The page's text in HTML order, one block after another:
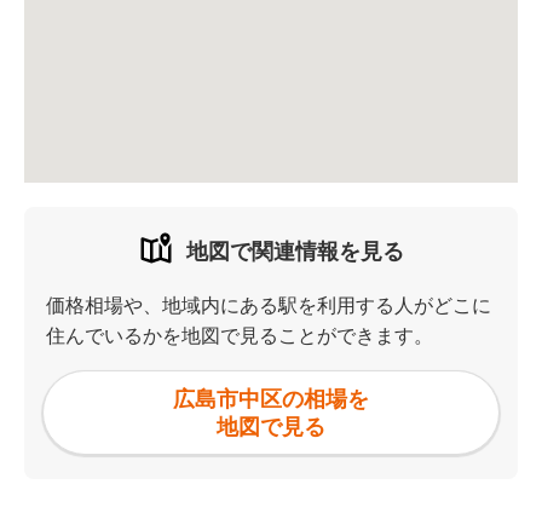
地図で関連情報を見る
価格相場や、地域内にある駅を利用する人がどこに
住んでいるかを地図で見ることができます。
広島市中区の相場を
地図で見る